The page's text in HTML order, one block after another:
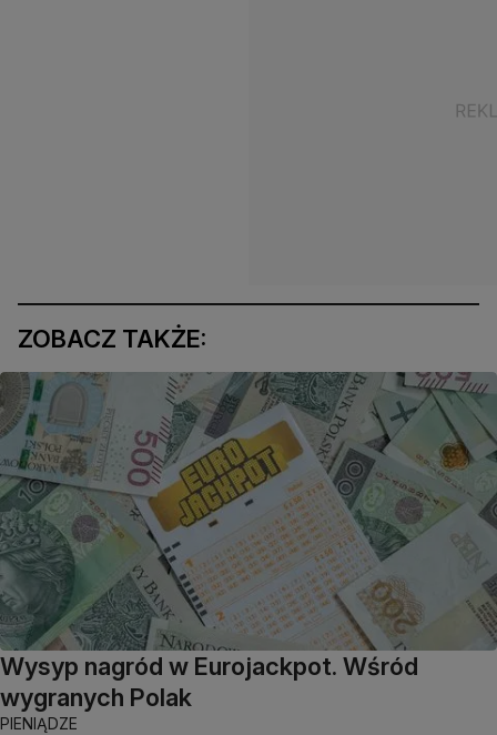
ZOBACZ TAKŻE:
Wysyp nagród w Eurojackpot. Wśród
wygranych Polak
PIENIĄDZE